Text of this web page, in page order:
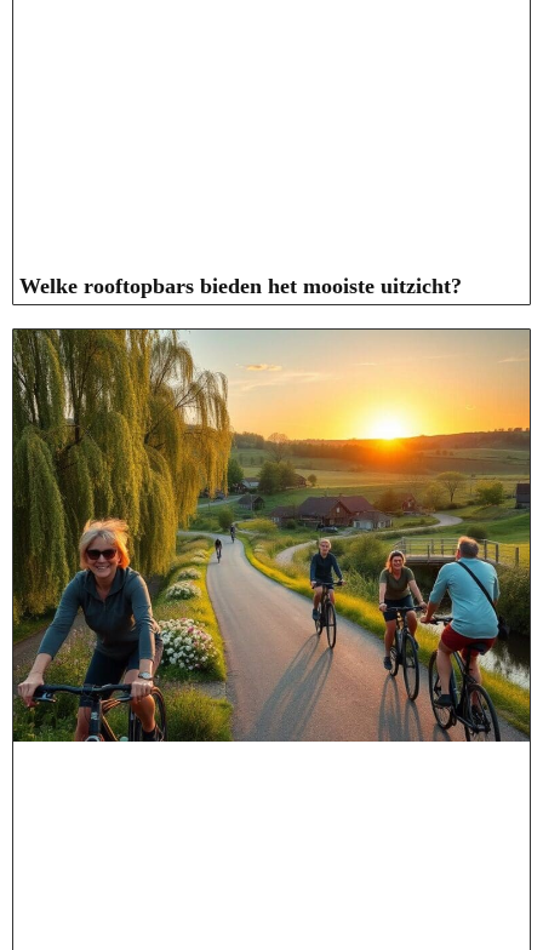
Welke rooftopbars bieden het mooiste uitzicht?